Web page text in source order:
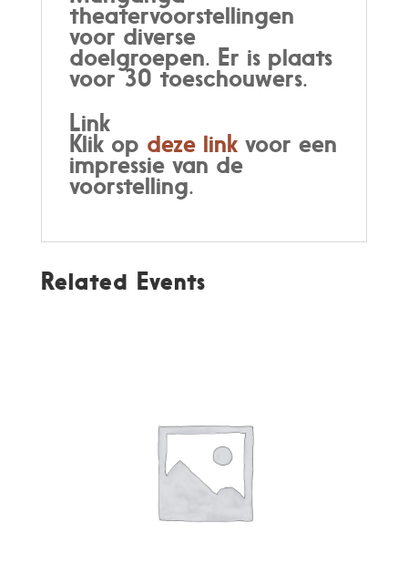
theatervoorstellingen
voor diverse
doelgroepen. Er is plaats
voor 30 toeschouwers.
Link
Klik op deze linkvoor een
impressie van de
voorstelling.
Related Events